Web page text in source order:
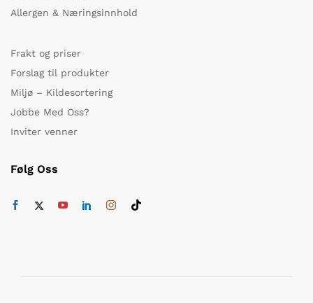
Allergen & Næringsinnhold
Frakt og priser
Forslag til produkter
Miljø – Kildesortering
Jobbe Med Oss?
Inviter venner
Følg Oss